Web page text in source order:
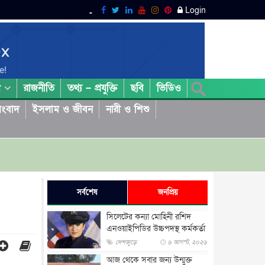
Login
রাজনীতি তথ্য – প্রযুক্তি ছবি
ভিডিও
ইসলাম ও জীবন
নারী ও শিশু
সর্বশেষ জনপ্রিয়
সিলেটের কন্যা মোহিনী রশিদ
এনওয়াইপিডির উচ্চপদস্থ কর্মকর্তা
দেশজুড়ে ৬ আগস্ট, ২০২৬
আজ থেকে সবার জন্য উন্মুক্ত